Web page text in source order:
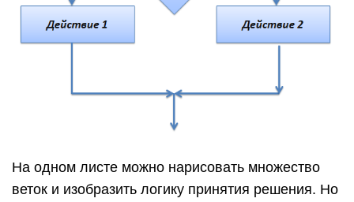
На одном листе можно нарисовать множество
веток и изобразить логику принятия решения. Но